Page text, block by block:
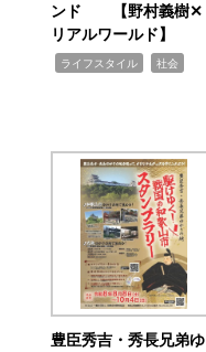
ンド 【野村義樹✕
リアルワールド】
ライフスタイル 社会
豊臣秀吉・秀長兄弟ゆ